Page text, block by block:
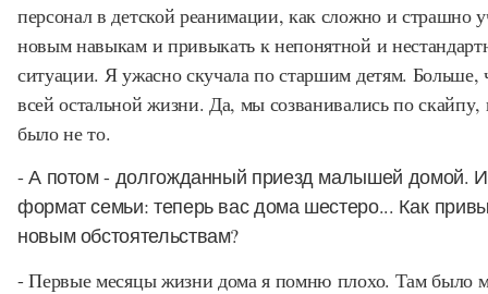
персонал в детской реанимации, как сложно и страшно
новым навыкам и привыкать к непонятной и
ситуации. Я ужасно скучала по старшим детям. Больше,
всей остальной жизни. Да, мы созванивались по скайпу,
было не то.
- А потом - долгожданный приезд малышей домой.
формат семьи: теперь вас дома шестеро... Как
новым обстоятельствам?
- Первые месяцы жизни дома я помню плохо. Там было